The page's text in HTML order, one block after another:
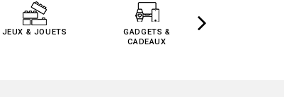
JEUX & JOUETS
GADGETS &
CADEAUX